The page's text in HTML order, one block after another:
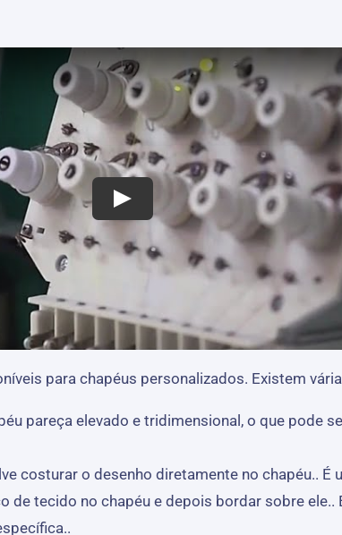
para chapéus personalizados. Existem
pareça elevado e tridimensional, o que pode
costurar o desenho diretamente no chapéu..
tecido no chapéu e depois bordar sobre